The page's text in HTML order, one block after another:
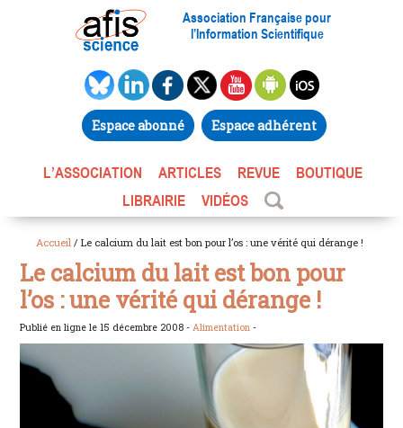
Association Française pour
l’Information Scientifique
Espace abonné Espace adhérent
L’ASSOCIATION ARTICLES REVUE
BOUTIQUE
LIBRAIRIE
VIDÉOS
Accueil / Le calcium du lait est bon pour l’os : une vérité qui dérange !
Le calcium du lait est bon pour
l’os : une vérité qui dérange !
Publié en ligne le 15 décembre 2008 -Alimentation -